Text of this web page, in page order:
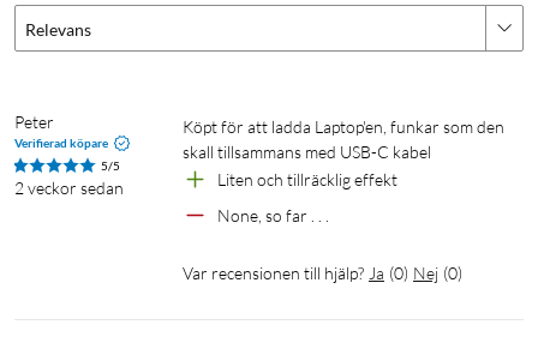
Uteffekt per port
USB-C1: 5 V⎓3 A; 9 V⎓3 A; 12 V⎓3 A; 15 V⎓3 A; 20 V⎓3,25 A
USB-A: 5 V⎓3 A; 9 V⎓2 A; 12 V⎓1,5 A; 10 V⎓2,25 A (22,5 W
max)
PPS: 3,3–11 V⎓4,5 A
Mått: 53 × 40 × 33 mm
Färg: Grå
Relevans
Peter
Verifierad köpare
5/5
2 veckor sedan
Köpt för att ladda Laptop'en, funkar som den
skall tillsammans med USB-C kabel
Liten och tillräcklig effekt
None, so far . . .
Var recensionen till hjälp? Ja (0) Nej (0)